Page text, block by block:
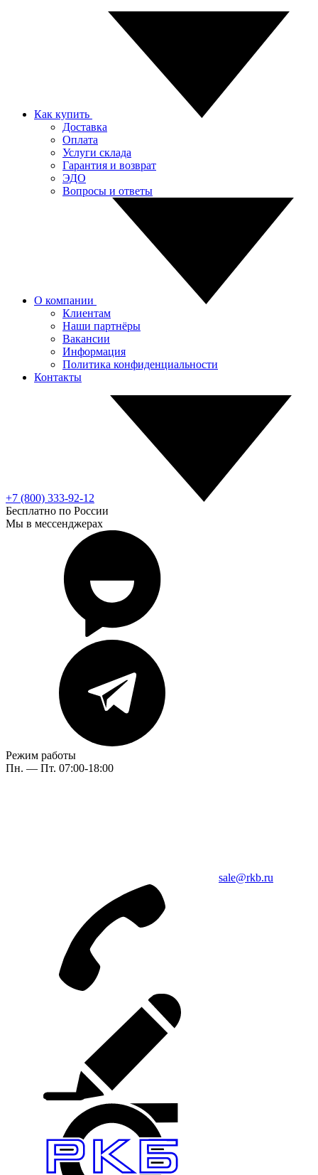
Как купить
Доставка
Оплата
Услуги склада
Гарантия и возврат
ЭДО
Вопросы и ответы
О компании
Клиентам
Наши партнёры
Вакансии
Информация
Политика конфиденциальности
Контакты
+7 (800) 333-92-12
Бесплатно по России
Мы в мессенджерах
Режим работы
Пн. — Пт. 07:00-18:00
sale@rkb.ru